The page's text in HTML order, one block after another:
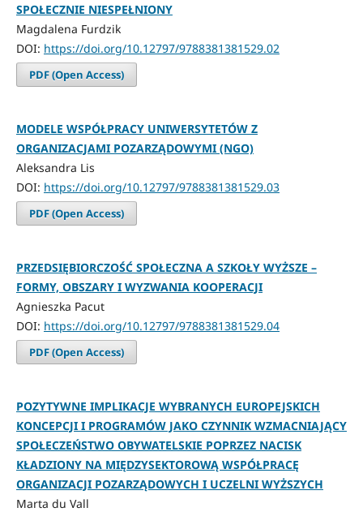
SPOŁECZNIE NIESPEŁNIONY
Magdalena Furdzik
DOI: https://doi.org/10.12797/9788381381529.02
PDF (Open Access)
MODELE WSPÓŁPRACY UNIWERSYTETÓW Z
ORGANIZACJAMI POZARZĄDOWYMI (NGO)
Aleksandra Lis
DOI: https://doi.org/10.12797/9788381381529.03
PDF (Open Access)
PRZEDSIĘBIORCZOŚĆ SPOŁECZNA A SZKOŁY WYŻSZE –
FORMY, OBSZARY I WYZWANIA KOOPERACJI
Agnieszka Pacut
DOI: https://doi.org/10.12797/9788381381529.04
PDF (Open Access)
POZYTYWNE IMPLIKACJE WYBRANYCH EUROPEJSKICH
KONCEPCJI I PROGRAMÓW JAKO CZYNNIK WZMACNIAJĄCY
SPOŁECZEŃSTWO OBYWATELSKIE POPRZEZ NACISK
KŁADZIONY NA MIĘDZYSEKTOROWĄ WSPÓŁPRACĘ
ORGANIZACJI POZARZĄDOWYCH I UCZELNI WYŻSZYCH
Marta du Vall